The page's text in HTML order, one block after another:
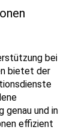
bei
bietet der
genau und in
effizient